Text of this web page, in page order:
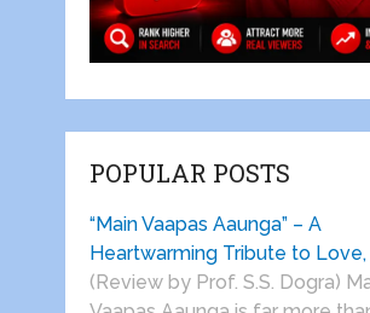
POPULAR POSTS
“Main Vaapas Aaunga” – A
Heartwarming Tribute to Love,
(Review by Prof. S.S. Dogra)